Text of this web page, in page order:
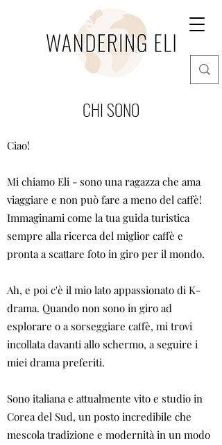
CHI SONO
Ciao!
Mi chiamo Eli - sono una ragazza che ama
viaggiare e non può fare a meno del caffè!
Immaginami come la tua guida turistica
sempre alla ricerca del miglior caffè e
pronta a scattare foto in giro per il mondo.
Ah, e poi c'è il mio lato appassionato di K-
drama. Quando non sono in giro ad
esplorare o a sorseggiare caffè, mi trovi
incollata davanti allo schermo, a seguire i
miei drama preferiti.
Sono italiana e attualmente vito e studio in
Corea del Sud, un posto incredibile che
mescola tradizione e modernità in un modo